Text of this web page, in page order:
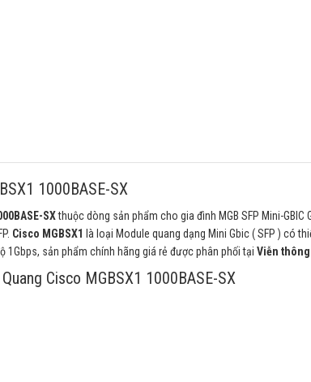
1000BASE-SX
SXthuộc dòng sản phẩm cho gia đình MGB SFP Mini-
Cisco MGBSX1 là loại Module quang dạng Mini Gbic ( SFP ) có
1Gbps, sản phẩm chính hãng giá rẻ được phân phối tại Viễn
Cisco MGBSX1 1000BASE-SX